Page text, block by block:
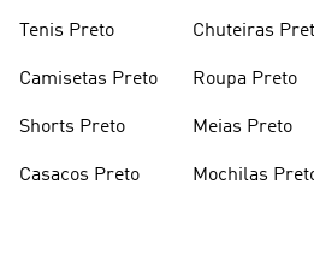
Tenis Preto
Camisetas Preto
Shorts Preto
Casacos Preto
Chuteiras
Roupa Preto
Meias Preto
Mochilas